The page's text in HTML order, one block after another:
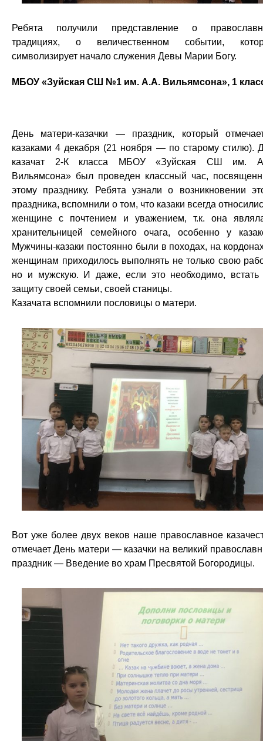
Ребята получили представление о
традициях, о величественном событии,
символизирует начало служения Девы Марии Богу.
МБОУ «Зуйская СШ №1 им. А.А. Вильямсона», 1
День матери-казачки — праздник, который
казаками 4 декабря (21 ноября — по старому стилю).
казачат 2-К класса МБОУ «Зуйская СШ им.
Вильямсона» был проведен классный час,
этому празднику. Ребята узнали о возникновении
праздника, вспомнили о том, что казаки всегда
женщине с почтением и уважением, т.к. она
хранительницей семейного очага, особенно у
Мужчины-казаки постоянно были в походах, на
женщинам приходилось выполнять не только свою
но и мужскую. И даже, если это необходимо, встать
защиту своей семьи, своей станицы.
Казачата вспомнили пословицы о матери.
Вот уже более двух веков наше православное
отмечает День матери — казачки на великий
праздник — Введение во храм Пресвятой Богородицы.